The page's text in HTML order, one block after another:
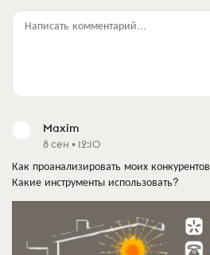
Написать комментарий...
Maxim
8 сен • 12:10
Как проанализировать моих конкурентов
Какие инструменты использовать?